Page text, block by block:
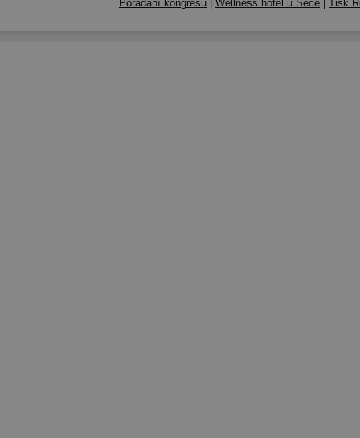
Pořádání kongresů Wellness hotel u Seče Tisk